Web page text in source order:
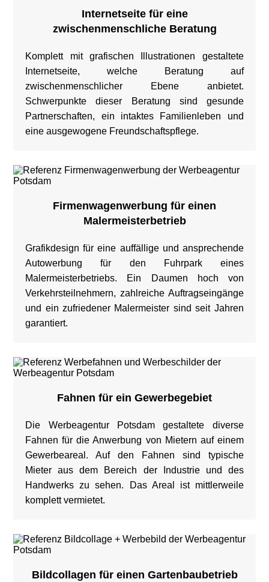
Internetseite für eine
zwischenmenschliche Beratung
Komplett mit grafischen Illustrationen gestaltete
Internetseite, welche Beratung auf
zwischenmenschlicher Ebene anbietet.
Schwerpunkte dieser Beratung sind gesunde
Partnerschaften, ein intaktes Familienleben und
eine ausgewogene Freundschaftspflege.
Firmenwagenwerbung für einen
Malermeisterbetrieb
Grafikdesign für eine auffällige und ansprechende
Autowerbung für den Fuhrpark eines
Malermeisterbetriebs. Ein Daumen hoch von
Verkehrsteilnehmern, zahlreiche Auftragseingänge
und ein zufriedener Malermeister sind seit Jahren
garantiert.
Fahnen für ein Gewerbegebiet
Die Werbeagentur Potsdam gestaltete diverse
Fahnen für die Anwerbung von Mietern auf einem
Gewerbeareal. Auf den Fahnen sind typische
Mieter aus dem Bereich der Industrie und des
Handwerks zu sehen. Das Areal ist mittlerweile
komplett vermietet.
Bildcollagen für einen Gartenbaubetrieb